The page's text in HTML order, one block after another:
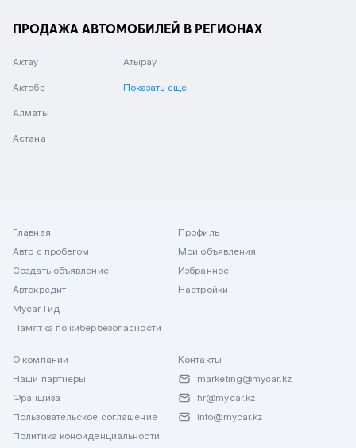
ПРОДАЖА АВТОМОБИЛЕЙ В РЕГИОНАХ
Актау
Актобе
Алматы
Астана
Атырау
Показать еще
Главная
Авто с пробегом
Создать объявление
Автокредит
Mycar Гид
Памятка по кибербезопасности
Профиль
Мои объявления
Избранное
Настройки
О компании
Наши партнеры
Франшиза
Пользовательское соглашение
Политика конфиденциальности
Контакты
marketing@mycar.kz
hr@mycar.kz
info@mycar.kz